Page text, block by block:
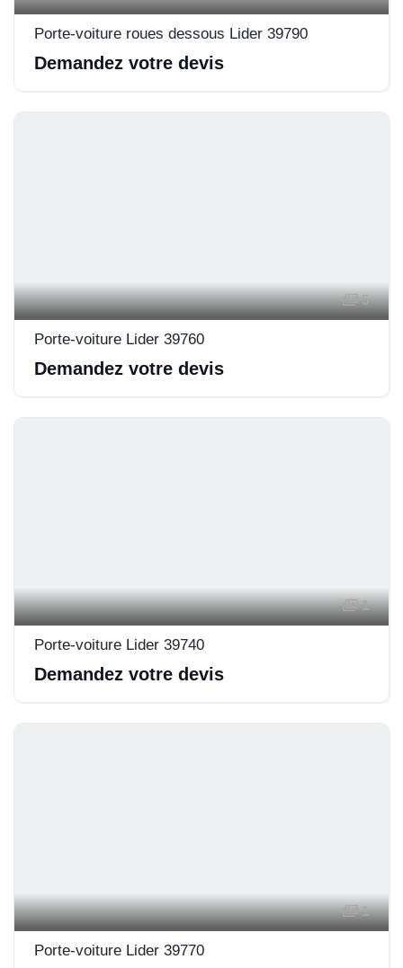
Porte-voiture roues dessous Lider 39790
Demandez votre devis
5
Porte-voiture Lider 39760
Demandez votre devis
1
Porte-voiture Lider 39740
Demandez votre devis
1
Porte-voiture Lider 39770